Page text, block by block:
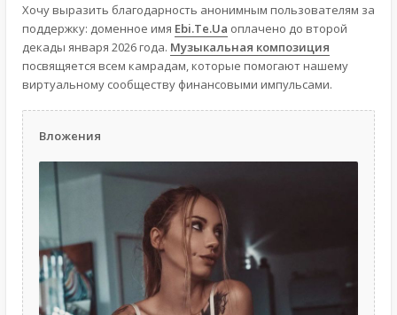
Хочу выразить благодарность анонимным пользователям за
поддержку: доменное имя Ebi.Te.Ua оплачено до второй
декады января 2026 года. Музыкальная композиция
посвящяется всем камрадам, которые помогают нашему
виртуальному сообществу финансовыми импульсами.
Вложения